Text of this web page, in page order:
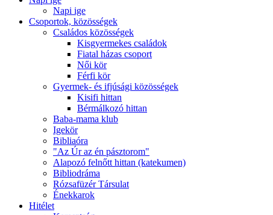
Napi ige
Csoportok, közösségek
Családos közösségek
Kisgyermekes családok
Fiatal házas csoport
Női kör
Férfi kör
Gyermek- és ifjúsági közösségek
Kisifi hittan
Bérmálkozó hittan
Baba-mama klub
Igekör
Bibliaóra
"Az Úr az én pásztorom"
Alapozó felnőtt hittan (katekumen)
Bibliodráma
Rózsafüzér Társulat
Énekkarok
Hitélet